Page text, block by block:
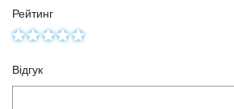
Рейтинг
Відгук